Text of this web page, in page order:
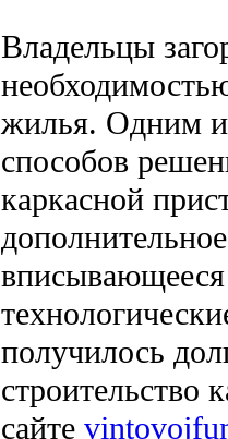
Владельцы
жилья. Одним
способов
каркасной
получилось
строительство
сайте